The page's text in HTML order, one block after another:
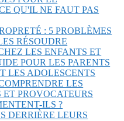
QU'IL NE FAUT PAS
: 5 PROBLÈMES
RÉSOUDRE
LES ENFANTS ET
POUR LES PARENTS
LES ADOLESCENTS
LES
PROVOCATEURS
ILS ?
DERRIÈRE LEURS